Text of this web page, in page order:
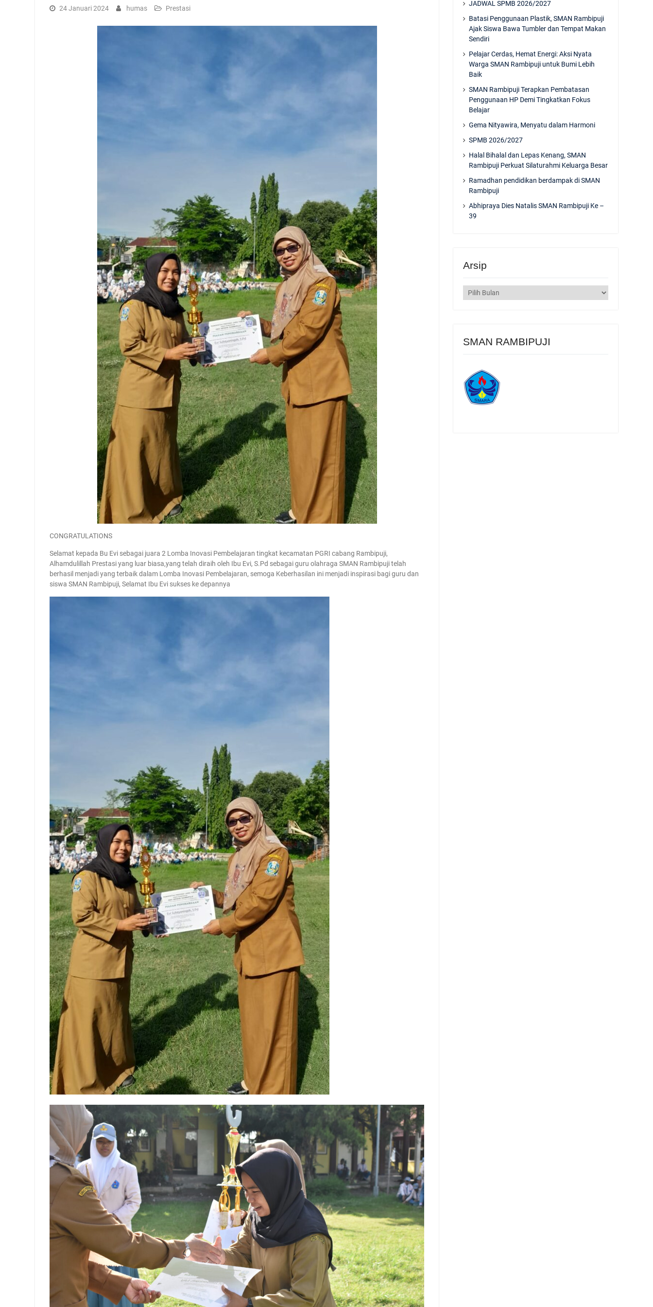
24 Januari 2024 humas Prestasi
CONGRATULATIONS
Selamat kepada Bu Evi sebagai juara 2 Lomba Inovasi Pembelajaran tingkat kecamatan PGRI cabang Rambipuji,
Alhamdulillah Prestasi yang luar biasa,yang telah diraih oleh Ibu Evi, S.Pd sebagai guru olahraga SMAN Rambipuji telah
berhasil menjadi yang terbaik dalam Lomba Inovasi Pembelajaran, semoga Keberhasilan ini menjadi inspirasi bagi guru dan
siswa SMAN Rambipuji, Selamat Ibu Evi sukses ke depannya
JADWAL SPMB 2026/2027
Batasi Penggunaan Plastik, SMAN Rambipuji
Ajak Siswa Bawa Tumbler dan Tempat Makan
Sendiri
Pelajar Cerdas, Hemat Energi: Aksi Nyata
Warga SMAN Rambipuji untuk Bumi Lebih
Baik
SMAN Rambipuji Terapkan Pembatasan
Penggunaan HP Demi Tingkatkan Fokus
Belajar
Gema Nityawira, Menyatu dalam Harmoni
SPMB 2026/2027
Halal Bihalal dan Lepas Kenang, SMAN
Rambipuji Perkuat Silaturahmi Keluarga Besar
Ramadhan pendidikan berdampak di SMAN
Rambipuji
Abhipraya Dies Natalis SMAN Rambipuji Ke –
39
Arsip
Arsip
SMAN RAMBIPUJI